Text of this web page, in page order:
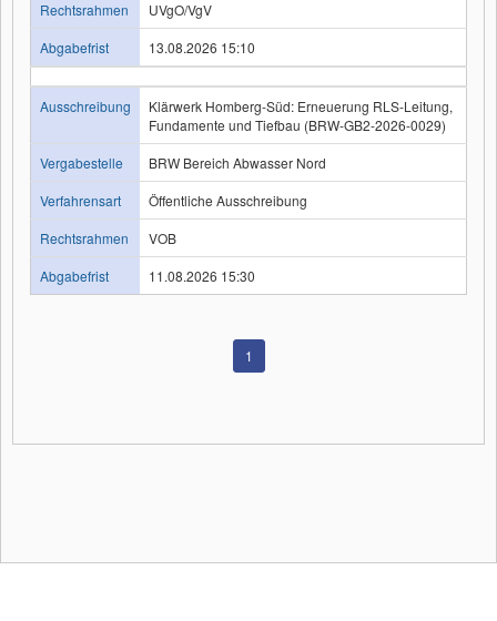
Rechtsrahmen
UVgO/VgV
Abgabefrist
13.08.2026 15:10
Ausschreibung
Klärwerk Homberg-Süd: Erneuerung RLS-Leitung,
Fundamente und Tiefbau (BRW-GB2-2026-0029)
Vergabestelle
BRW Bereich Abwasser Nord
Verfahrensart
Öffentliche Ausschreibung
Rechtsrahmen
VOB
Abgabefrist
11.08.2026 15:30
1